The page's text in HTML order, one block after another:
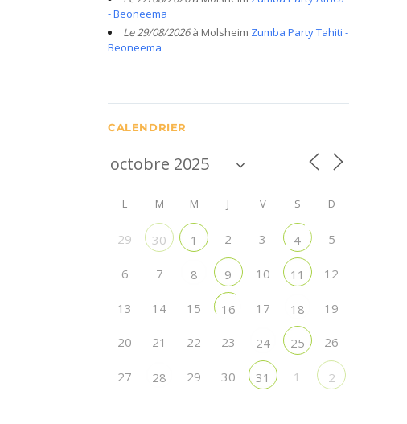
- Beoneema
Le 29/08/2026à Molsheim Zumba Party Tahiti -
Beoneema
CALENDRIER
L M M J V S D
29 30 1 2 3 4 5
6 7 8 9 10 11 12
13 14 15 16 17 18 19
20 21 22 23 24 25 26
27 28 29 30 31 1 2